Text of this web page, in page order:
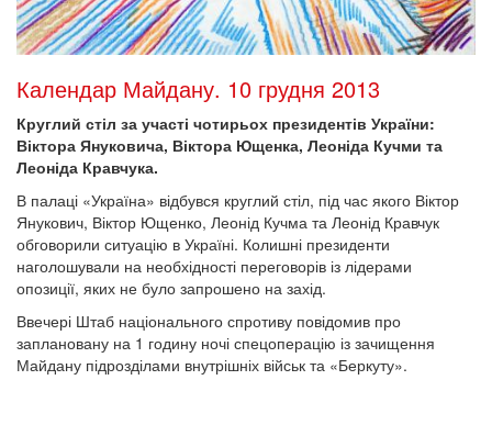
Календар Майдану. 10 грудня 2013
Круглий стіл за участі чотирьох президентів України:
Віктора Януковича, Віктора Ющенка, Леоніда Кучми та
Леоніда Кравчука.
В палаці «Україна» відбувся круглий стіл, під час якого Віктор
Янукович, Віктор Ющенко, Леонід Кучма та Леонід Кравчук
обговорили ситуацію в Україні. Колишні президенти
наголошували на необхідності переговорів із лідерами
опозиції, яких не було запрошено на захід.
Ввечері Штаб національного спротиву повідомив про
заплановану на 1 годину ночі спецоперацію із зачищення
Майдану підрозділами внутрішніх військ та «Беркуту».